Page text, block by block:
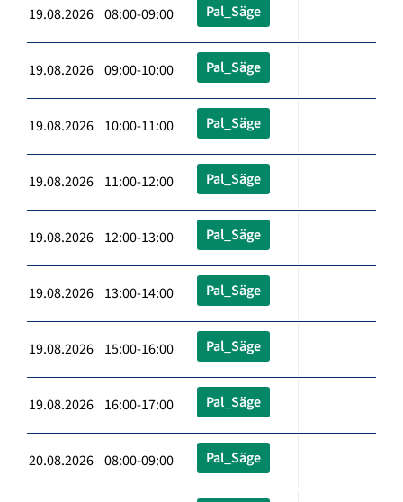
19.08.2026 08:00-09:00 Pal_Säge
19.08.2026 09:00-10:00 Pal_Säge
19.08.2026 10:00-11:00 Pal_Säge
19.08.2026 11:00-12:00 Pal_Säge
19.08.2026 12:00-13:00 Pal_Säge
19.08.2026 13:00-14:00 Pal_Säge
19.08.2026 15:00-16:00 Pal_Säge
19.08.2026 16:00-17:00 Pal_Säge
20.08.2026 08:00-09:00 Pal_Säge